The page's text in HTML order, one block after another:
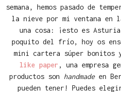
semana, hemos pasado de
la nieve por mi ventana en
una cosa: ¡esto es
poquito del frío, hoy os
mini cartera súper bonitos
like paper , una empresa
productos son handmadeen
pueden tener! Puedes